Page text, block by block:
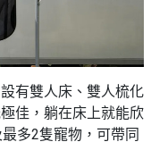
有雙人床、雙人梳化
佳，躺在床上就能欣
多2隻寵物，可帶同